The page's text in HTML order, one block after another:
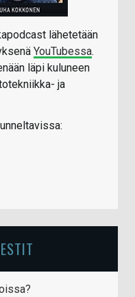
lähetetään
YouTubessa.
läpi kuluneen
ja